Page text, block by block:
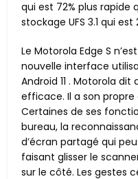
qui est 72% plus rapide
stockage UFS 3.1 qui est
Le Motorola Edge S
nouvelle interface
Android 11 . Motorola dit
efficace. Il a son
Certaines de ses
bureau, la
d’écran partagé qui
faisant glisser le
sur le côté. Les gestes